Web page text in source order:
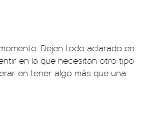
Dejen todo aclarado en
en la que necesitan otro tipo
en tener algo más que una